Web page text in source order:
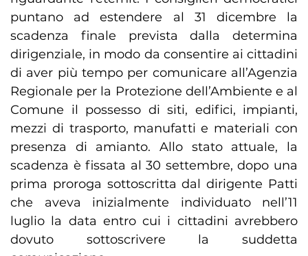
puntano ad estendere al 31 dicembre la
scadenza finale prevista dalla determina
dirigenziale, in modo da consentire ai cittadini
di aver più tempo per comunicare all’Agenzia
Regionale per la Protezione dell’Ambiente e al
Comune il possesso di siti, edifici, impianti,
mezzi di trasporto, manufatti e materiali con
presenza di amianto. Allo stato attuale, la
scadenza è fissata al 30 settembre, dopo una
prima proroga sottoscritta dal dirigente Patti
che aveva inizialmente individuato nell’11
luglio la data entro cui i cittadini avrebbero
dovuto sottoscrivere la suddetta